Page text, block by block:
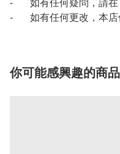
- 如有任何疑問，請在
- 如有任何更改，本店
你可能感興趣的商品